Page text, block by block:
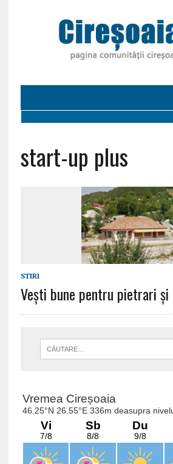
start-up plus
STIRI
Vești bune pentru pietrari și